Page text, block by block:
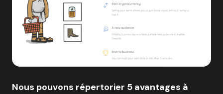
Nous pouvons répertorier 5 avantages à